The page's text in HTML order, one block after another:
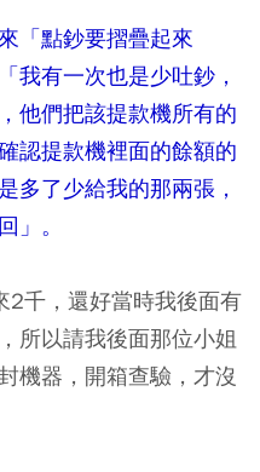
「點鈔要摺疊起來
我有一次也是少吐鈔，
他們把該提款機所有的
認提款機裡面的餘額的
多了少給我的那兩張，
」。
2千，還好當時我後面有
所以請我後面那位小姐
機器，開箱查驗，才沒